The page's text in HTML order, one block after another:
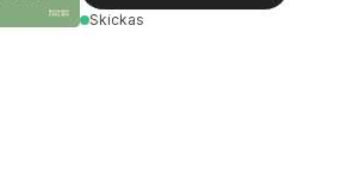
Skickas